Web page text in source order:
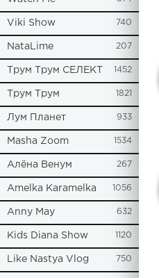
Viki Show 740
NataLime 207
Трум Трум СЕЛЕКТ 1452
Трум Трум 1821
Лум Планет 933
Masha Zoom 1534
Алёна Венум 267
Amelka Karamelka 1056
Anny May 632
Kids Diana Show 1120
Like Nastya Vlog 750